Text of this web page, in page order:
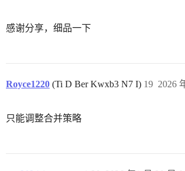
感谢分享，细品一下
Royce1220 (Ti D Ber Kwxb3 N7 I) 2026
19
只能调整合并策略